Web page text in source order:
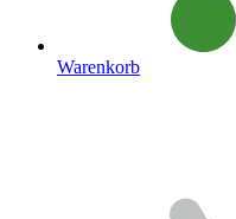
Warenkorb